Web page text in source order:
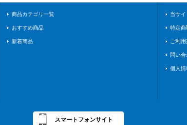
商品カテゴリ一覧
おすすめ商品
新着商品
当サ
特定
ご利
問い合
個人
スマートフォンサイト